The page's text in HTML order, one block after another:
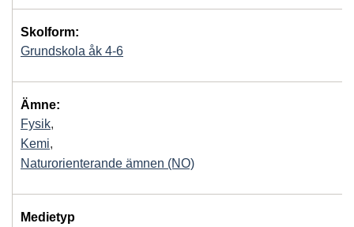
Skolform:
Grundskola åk 4-6
Ämne:
Fysik,
Kemi,
Naturorienterande ämnen (NO)
Medietyp